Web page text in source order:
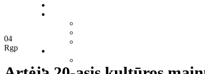
04
Rgp